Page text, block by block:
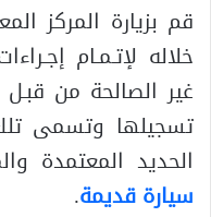
قم بزيارة المركز
خلاله لإتـمـام
غير الصالحة من
تسجيلها وتسمى
الحديد المعتمدة
سيارة قديمة.